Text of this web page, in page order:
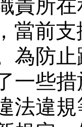
責所
當前
為防
一些
法違